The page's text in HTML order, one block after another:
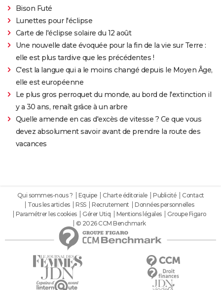
Bison Futé
Lunettes pour l'éclipse
Carte de l'éclipse solaire du 12 août
Une nouvelle date évoquée pour la fin de la vie sur Terre :
elle est plus tardive que les précédentes !
C'est la langue qui a le moins changé depuis le Moyen Âge,
elle est européenne
Le plus gros perroquet du monde, au bord de l'extinction il
y a 30 ans, renaît grâce à un arbre
Quelle amende en cas d'excès de vitesse ? Ce que vous
devez absolument savoir avant de prendre la route des
vacances
Qui sommes-nous ? Equipe Charte éditoriale Publicité
Contact
Tous les articles
RSS Recrutement
Données personnelles
Paramétrer les cookies
Gérer Utiq Mentions légales
Groupe Figaro
© 2026 CCM Benchmark